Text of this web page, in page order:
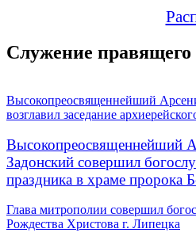
Служение правящего
Высокопреосвященнейший
возглавил заседание
Высокопреосвященнейший
Задонский совершил
праздника в храме пророка
Глава митрополии совершил
Рождества Христова г. Липецка